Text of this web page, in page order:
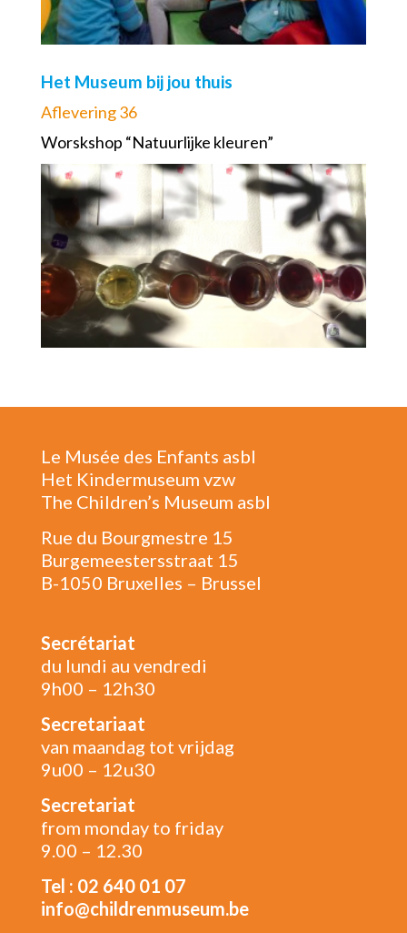
Het Museum bij jou thuis
Aflevering 36
Worskshop “Natuurlijke kleuren”
Le Musée des Enfants asbl
Het Kindermuseum vzw
The Children’s Museum asbl
Rue du Bourgmestre 15
Burgemeestersstraat 15
B-1050 Bruxelles – Brussel
Secrétariat
du lundi au vendredi
9h00 – 12h30
Secretariaat
van maandag tot vrijdag
9u00 – 12u30
Secretariat
from monday to friday
9.00 – 12.30
Tel : 02 640 01 07
info@childrenmuseum.be